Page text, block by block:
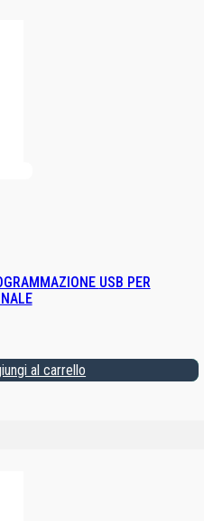
USB PER
al carrello